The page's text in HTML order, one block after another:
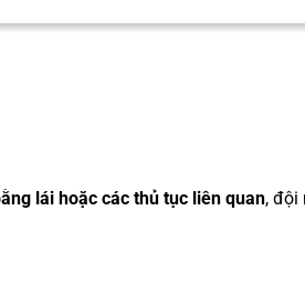
lái hoặc các thủ tục liên quan, đội